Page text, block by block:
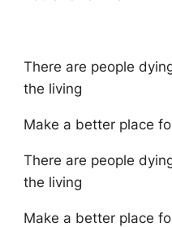
There are people
the living
Make a better place
There are people
the living
Make a better place